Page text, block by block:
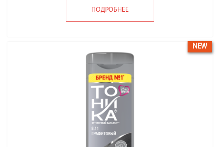
ПОДРОБНЕЕ
NEW